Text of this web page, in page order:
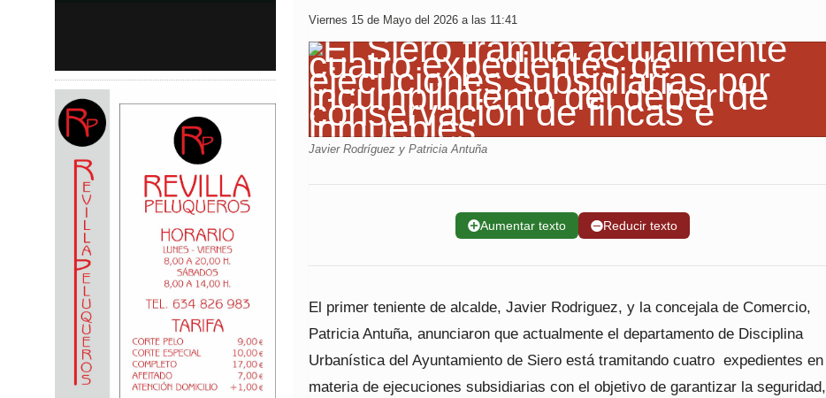
Viernes 15 de Mayo del 2026 a las 11:41
Javier Rodríguez y Patricia Antuña
➕Aumentar texto ➖Reducir texto
El primer teniente de alcalde, Javier Rodriguez, y la concejala de Comercio,
Patricia Antuña, anunciaron que actualmente el departamento de Disciplina
Urbanística del Ayuntamiento de Siero está tramitando cuatro expedientes en
materia de ejecuciones subsidiarias con el objetivo de garantizar la seguridad,